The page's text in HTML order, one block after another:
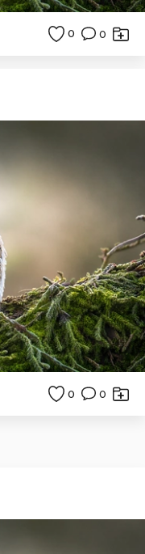
0 0
0 0